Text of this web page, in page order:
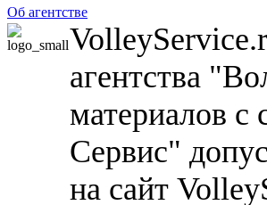
Об агентстве
агентства
материалов с
Сервис"
на сайт